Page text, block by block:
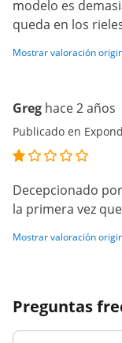
modelo es
queda en los
Mostrar valoración
Greg hace 2 años
Publicado en
Decepcionado
la primera vez
Mostrar valoración
Preguntas